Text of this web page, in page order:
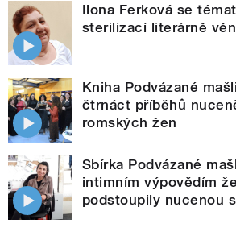
Ilona Ferková se
sterilizací literárně
Kniha Podvázané
čtrnáct příběhů
romských žen
Sbírka Podvázané
intimním výpovědím
podstoupily nucenou